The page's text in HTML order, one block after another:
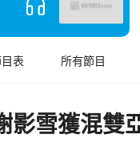
表 所有節目
影雪獲混雙